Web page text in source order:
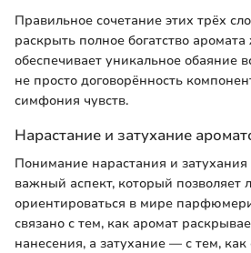
Правильное сочетание этих трёх
раскрыть полное богатство
обеспечивает уникальное обаяние
не просто договорённость
симфония чувств.
Нарастание и затухание
Понимание нарастания и
важный аспект, который позволяет
ориентироваться в мире
связано с тем, как аромат
нанесения, а затухание — с тем, как